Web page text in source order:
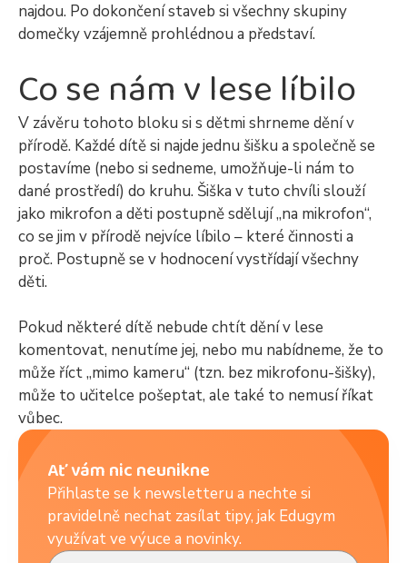
najdou. Po dokončení staveb si všechny skupiny
domečky vzájemně prohlédnou a představí.
Co se nám v lese líbilo
V závěru tohoto bloku si s dětmi shrneme dění v
přírodě. Každé dítě si najde jednu šišku a společně se
postavíme (nebo si sedneme, umožňuje-li nám to
dané prostředí) do kruhu. Šiška v tuto chvíli slouží
jako mikrofon a děti postupně sdělují „na mikrofon“,
co se jim v přírodě nejvíce líbilo – které činnosti a
proč. Postupně se v hodnocení vystřídají všechny
děti.
Pokud některé dítě nebude chtít dění v lese
komentovat, nenutíme jej, nebo mu nabídneme, že to
může říct „mimo kameru“ (tzn. bez mikrofonu-šišky),
může to učitelce pošeptat, ale také to nemusí říkat
vůbec.
Ať vám nic neunikne
Přihlaste se k newsletteru a nechte si
pravidelně nechat zasílat tipy, jak Edugym
využívat ve výuce a novinky.